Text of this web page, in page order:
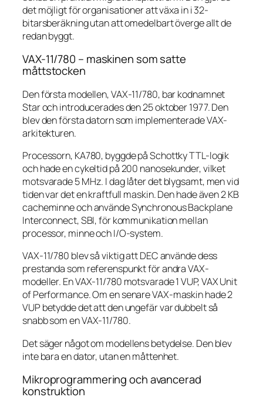
det möjligt för organisationer att växa in i 32-
bitarsberäkning utan att omedelbart överge allt de
redan byggt.
VAX-11/780 – maskinen som satte
måttstocken
Den första modellen, VAX-11/780, bar kodnamnet
Star och introducerades den 25 oktober 1977. Den
blev den första datorn som implementerade VAX-
arkitekturen.
Processorn, KA780, byggde på Schottky TTL-logik
och hade en cykeltid på 200 nanosekunder, vilket
motsvarade 5 MHz. I dag låter det blygsamt, men vid
tiden var det en kraftfull maskin. Den hade även 2 KB
cacheminne och använde Synchronous Backplane
Interconnect, SBI, för kommunikation mellan
processor, minne och I/O-system.
VAX-11/780 blev så viktig att DEC använde dess
prestanda som referenspunkt för andra VAX-
modeller. En VAX-11/780 motsvarade 1 VUP, VAX Unit
of Performance. Om en senare VAX-maskin hade 2
VUP betydde det att den ungefär var dubbelt så
snabb som en VAX-11/780.
Det säger något om modellens betydelse. Den blev
inte bara en dator, utan en måttenhet.
Mikroprogrammering och avancerad
konstruktion